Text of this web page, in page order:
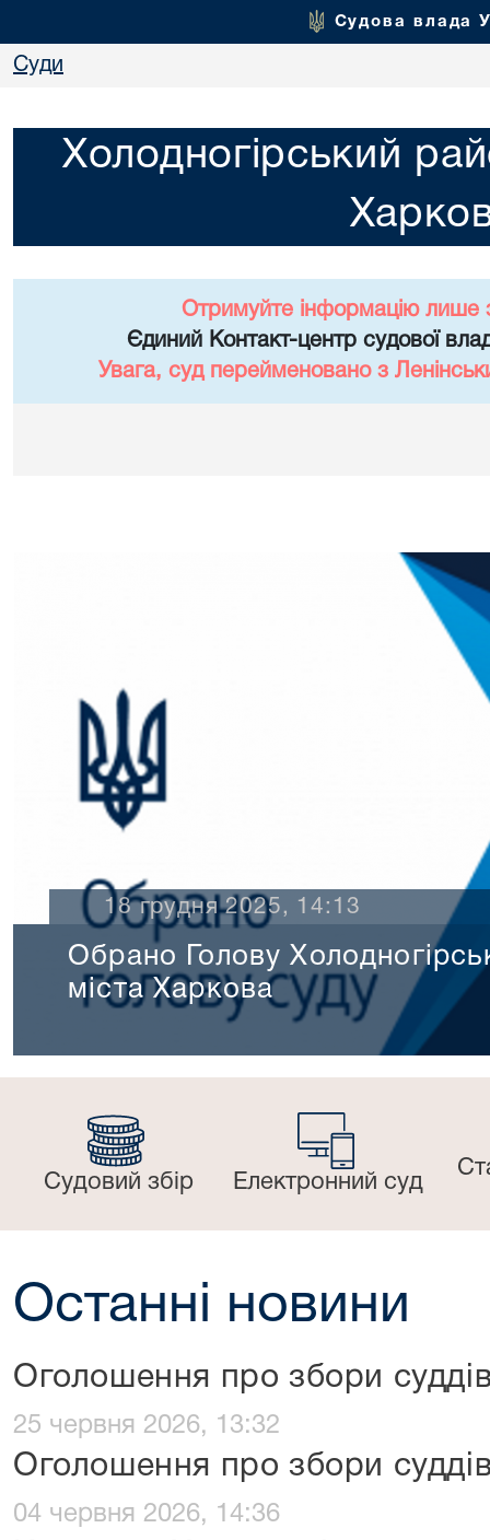
Судова влада
Суди
Холодногірський
Отримуйте інформацію лише
Єдиний Контакт-центр судової
Увага, суд перейменовано з
16 грудня 2025, 16:50
15 грудня 2025 року з
суду на урочистій нараді
Холодногірського
Судовий збір Електронний суд
Останні новини
Оголошення про збори
25 червня 2026, 13:32
Оголошення про збори
04 червня 2026, 14:36